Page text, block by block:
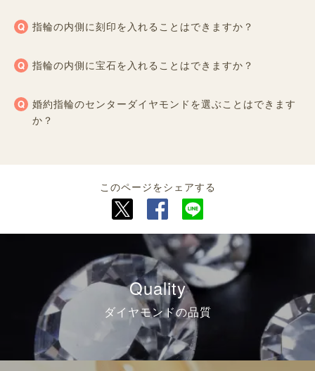
指輪の内側に刻印を入れることはできますか？
指輪の内側に宝石を入れることはできますか？
婚約指輪のセンターダイヤモンドを選ぶことはできます
か？
このページをシェアする
Quality
ダイヤモンドの品質